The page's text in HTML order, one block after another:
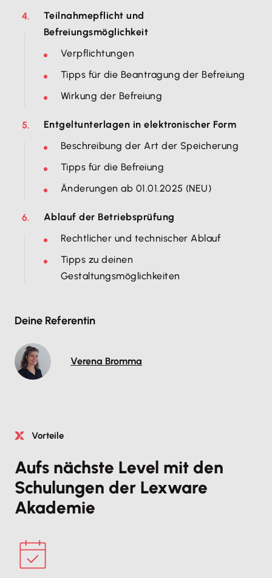
Teilnahmepflicht und
Befreiungsmöglichkeit
Verpflichtungen
Tipps für die Beantragung der Befreiung
Wirkung der Befreiung
Entgeltunterlagen in elektronischer Form
Beschreibung der Art der Speicherung
Tipps für die Befreiung
Änderungen ab 01.01.2025 (NEU)
Ablauf der Betriebsprüfung
Rechtlicher und technischer Ablauf
Tipps zu deinen
Gestaltungsmöglichkeiten
Deine Referentin
Verena Bromma
Vorteile
Aufs nächste Level mit den
Schulungen der Lexware
Akademie